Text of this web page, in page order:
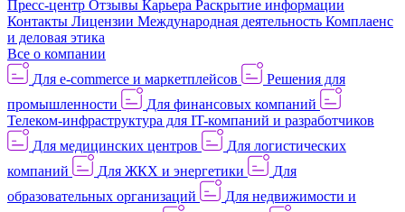
Пресс-центр Отзывы Карьера Раскрытие информации
Контакты Лицензии Международная деятельность Комплаенс
и деловая этика
Все о компании
Для e-commerce и маркетплейсов
Решения для
промышленности
Для финансовых компаний
Телеком-инфраструктура для IT-компаний и разработчиков
Для медицинских центров
Для логистических
компаний
Для ЖКХ и энергетики
Для
образовательных организаций
Для недвижимости и